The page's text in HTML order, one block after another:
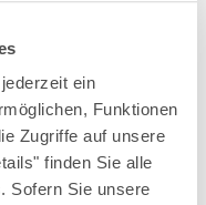
ein
Funktionen
Zugriffe auf unsere
finden Sie alle
Sofern Sie unsere
mbH & Co.